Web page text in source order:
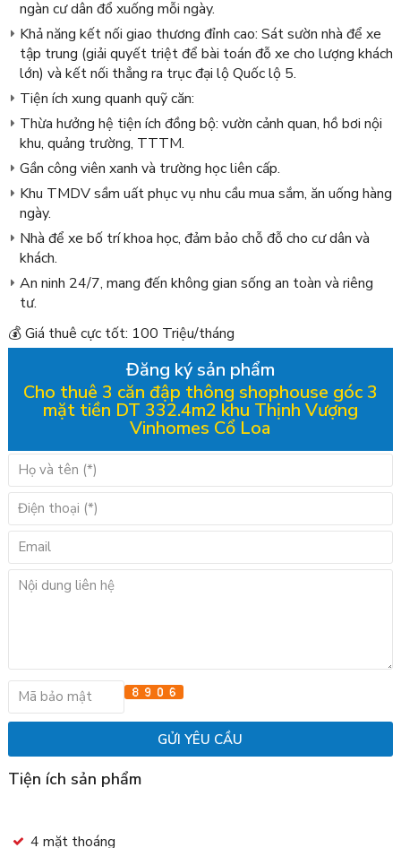
ngàn cư dân đổ xuống mỗi ngày.
Khả năng kết nối giao thương đỉnh cao: Sát sườn nhà để xe
tập trung (giải quyết triệt để bài toán đỗ xe cho lượng khách
lớn) và kết nối thẳng ra trục đại lộ Quốc lộ 5.
Tiện ích xung quanh quỹ căn:
Thừa hưởng hệ tiện ích đồng bộ: vườn cảnh quan, hồ bơi nội
khu, quảng trường, TTTM.
Gần công viên xanh và trường học liên cấp.
Khu TMDV sầm uất phục vụ nhu cầu mua sắm, ăn uống hàng
ngày.
Nhà để xe bố trí khoa học, đảm bảo chỗ đỗ cho cư dân và
khách.
An ninh 24/7, mang đến không gian sống an toàn và riêng
tư.
💰 Giá thuê cực tốt: 100 Triệu/tháng
Đăng ký sản phẩm
Cho thuê 3 căn đập thông shophouse góc 3
mặt tiền DT 332.4m2 khu Thịnh Vượng
Vinhomes Cổ Loa
Tiện ích sản phẩm
4 mặt thoáng